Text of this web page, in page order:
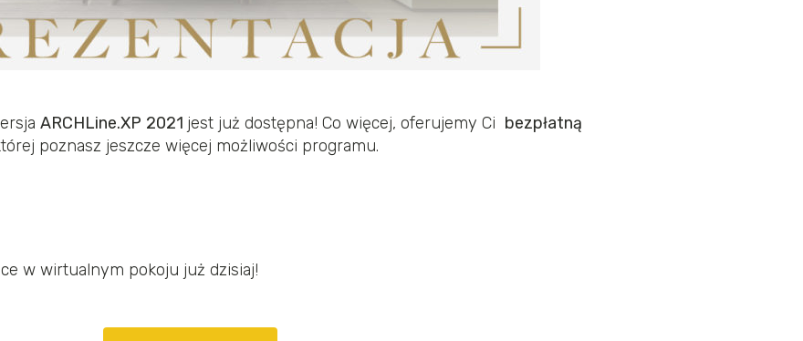
ARCHLine.XP 2021 jest już dostępna! Co więcej, oferujemy Ci bezpłatną
poznasz jeszcze więcej możliwości programu.
w wirtualnym pokoju już dzisiaj!